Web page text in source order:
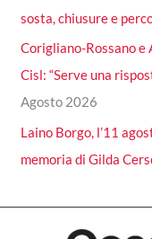
sosta, chiusure e
Corigliano-Rossano
Cisl: “Serve una
Agosto 2026
Laino Borgo, l’11
memoria di Gilda